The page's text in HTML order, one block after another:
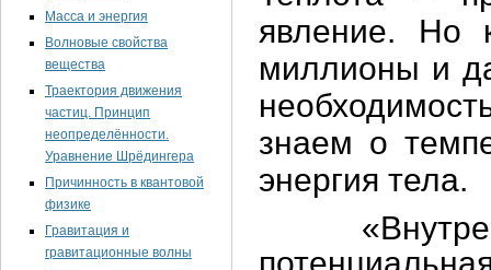
Масса и энергия
Волновые свойства
вещества
Траектория движения
частиц. Принцип
неопределённости.
Уравнение Шрёдингера
Причинность в квантовой
физике
Гравитация и
гравитационные волны
явление. Но
миллионы и
знаем о
энергия тела.